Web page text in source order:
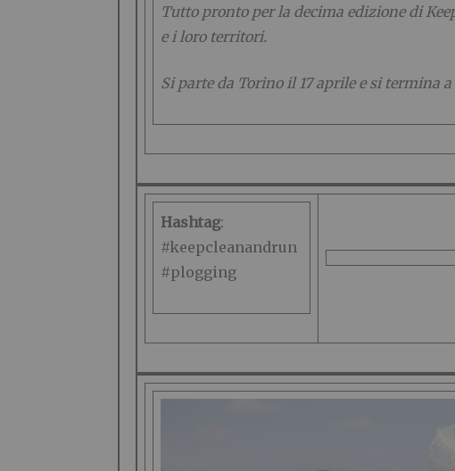
Tutto pronto per la decima edizione di
e i loro territori.
Si parte da Torino il 17 aprile e si termina
Hashtag:
#keepcleanandrun
#plogging